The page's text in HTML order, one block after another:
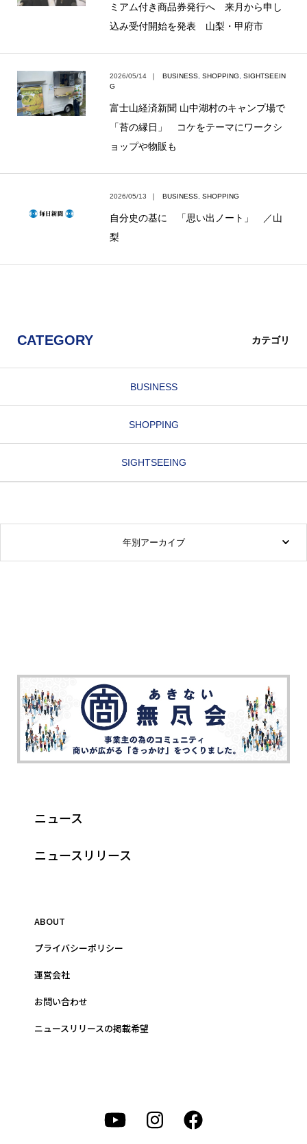
ミアム付き商品券発行へ 来月から申し
込み受付開始を発表 山梨・甲府市
2026/05/14 ｜ BUSINESS SHOPPING
SIGHTSEEIN
G
富士山経済新聞 山中湖村のキャンプ場で
「苔の縁日」 コケをテーマにワークシ
ョップや物販も
2026/05/13 ｜ BUSINESS SHOPPING
自分史の基に 「思い出ノート」 ／山
梨
CATEGORY カテゴリ
BUSINESS
SHOPPING
SIGHTSEEING
年別アーカイブ
ニュース
ニュースリリース
ABOUT
プライバシーポリシー
運営会社
お問い合わせ
ニュースリリースの掲載希望